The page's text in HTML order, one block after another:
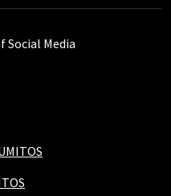
Social Media